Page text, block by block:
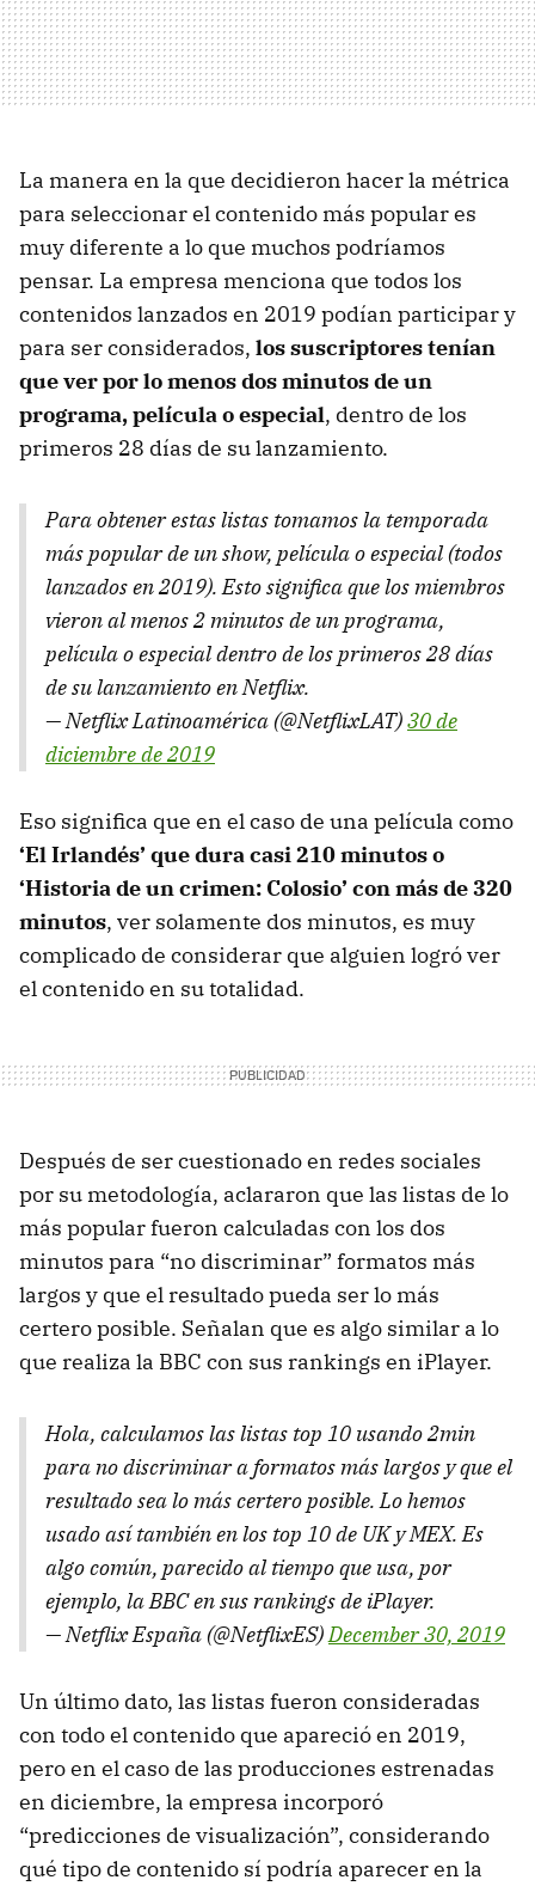
La manera en la que decidieron hacer la métrica
para seleccionar el contenido más popular es
muy diferente a lo que muchos podríamos
pensar. La empresa menciona que todos los
contenidos lanzados en 2019 podían participar y
para ser considerados, los suscriptores tenían
que ver por lo menos dos minutos de un
programa, película o especial, dentro de los
primeros 28 días de su lanzamiento.
Para obtener estas listas tomamos la temporada
más popular de un show, película o especial (todos
lanzados en 2019). Esto significa que los miembros
vieron al menos 2 minutos de un programa,
película o especial dentro de los primeros 28 días
de su lanzamiento en Netflix.
— Netflix Latinoamérica (@NetflixLAT)30 de
diciembre de 2019
Eso significa que en el caso de una película como
‘El Irlandés’ que dura casi 210 minutos o
‘Historia de un crimen: Colosio’ con más de 320
minutos, ver solamente dos minutos, es muy
complicado de considerar que alguien logró ver
el contenido en su totalidad.
Después de ser cuestionado en redes sociales
por su metodología, aclararon que las listas de lo
más popular fueron calculadas con los dos
minutos para “no discriminar” formatos más
largos y que el resultado pueda ser lo más
certero posible. Señalan que es algo similar a lo
que realiza la BBC con sus rankings en iPlayer.
Hola, calculamos las listas top 10 usando 2min
para no discriminar a formatos más largos y que el
resultado sea lo más certero posible. Lo hemos
usado así también en los top 10 de UK y MEX. Es
algo común, parecido al tiempo que usa, por
ejemplo, la BBC en sus rankings de iPlayer.
— Netflix España (@NetflixES)December 30, 2019
Un último dato, las listas fueron consideradas
con todo el contenido que apareció en 2019,
pero en el caso de las producciones estrenadas
en diciembre, la empresa incorporó
“predicciones de visualización”, considerando
qué tipo de contenido sí podría aparecer en la